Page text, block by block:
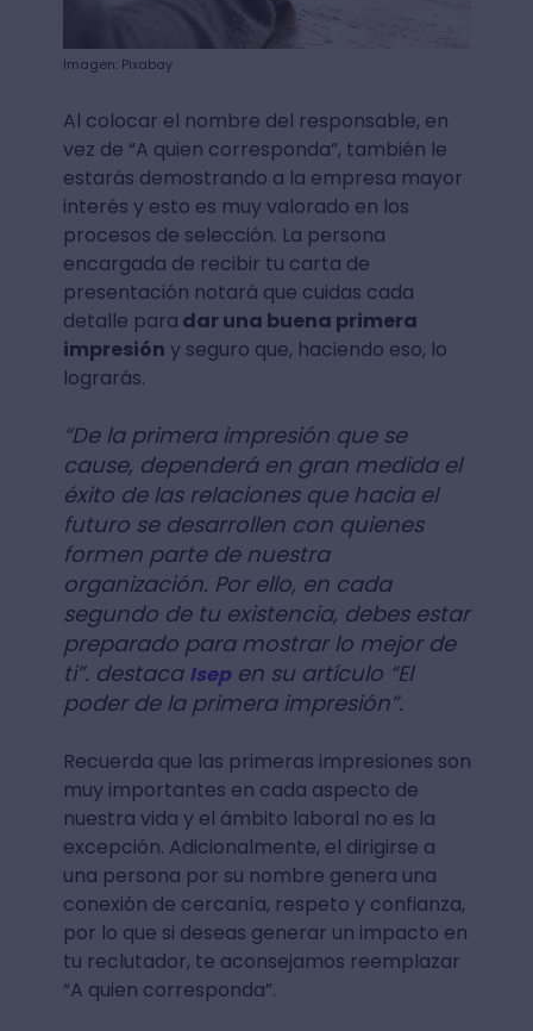
Imagen: Pixabay
Al colocar el nombre del responsable, en
vez de “A quien corresponda”, también le
estarás demostrando a la empresa mayor
interés y esto es muy valorado en los
procesos de selección. La persona
encargada de recibir tu carta de
presentación notará que cuidas cada
detalle para dar una buena primera
impresión y seguro que, haciendo eso, lo
lograrás.
“De la primera impresión que se
cause, dependerá en gran medida el
éxito de las relaciones que hacia el
futuro se desarrollen con quienes
formen parte de nuestra
organización. Por ello, en cada
segundo de tu existencia, debes estar
preparado para mostrar lo mejor de
ti”. destaca Isepen su artículo “El
poder de la primera impresión”.
Recuerda que las primeras impresiones son
muy importantes en cada aspecto de
nuestra vida y el ámbito laboral no es la
excepción. Adicionalmente, el dirigirse a
una persona por su nombre genera una
conexión de cercanía, respeto y confianza,
por lo que si deseas generar un impacto en
tu reclutador, te aconsejamos reemplazar
“A quien corresponda”.